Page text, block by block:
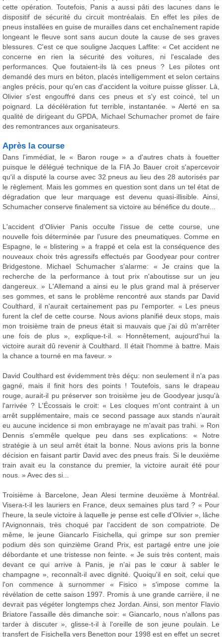
cette opération. Toutefois, Panis a aussi pâti des lacunes dans le
dispositif de sécurité du circuit montréalais. En effet les piles de
pneus installées en guise de murailles dans cet enchaînement rapide
longeant le fleuve sont sans aucun doute la cause de ses graves
blessures. C'est ce que souligne Jacques Laffite: « Cet accident ne
concerne en rien la sécurité des voitures, ni l'escalade des
performances. Que foutaient-ils là ces pneus ? Les pilotes ont
demandé des murs en béton, placés intelligemment et selon certains
angles précis, pour qu'en cas d'accident la voiture puisse glisser. Là,
Olivier s'est engouffré dans ces pneus et s'y est coincé, tel un
poignard. La décélération fut terrible, instantanée. » Alerté en sa
qualité de dirigeant du GPDA, Michael Schumacher promet de faire
des remontrances aux organisateurs.
Après la course
Dans l'immédiat, le « Baron rouge » a d'autres chats à fouetter
puisque le délégué technique de la FIA Jo Bauer croit s'apercevoir
qu'il a disputé la course avec 32 pneus au lieu des 28 autorisés par
le règlement. Mais les gommes en question sont dans un tel état de
dégradation que leur marquage est devenu quasi-illisible. Ainsi,
Schumacher conserve finalement sa victoire au bénéfice du doute...
L'accident d'Olivier Panis occulte l'issue de cette course, une
nouvelle fois déterminée par l'usure des pneumatiques. Comme en
Espagne, le « blistering » a frappé et cela est la conséquence des
nouveaux choix très agressifs effectués par Goodyear pour contrer
Bridgestone. Michael Schumacher s'alarme: « Je crains que la
recherche de la performance à tout prix n'aboutisse sur un jeu
dangereux. » L'Allemand a ainsi eu le plus grand mal à préserver
ses gommes, et sans le problème rencontré aux stands par David
Coulthard, il n'aurait certainement pas pu l'emporter. « Les pneus
furent la clef de cette course. Nous avions planifié deux stops, mais
mon troisième train de pneus était si mauvais que j'ai dû m'arrêter
une fois de plus », explique-t-il. « Honnêtement, aujourd'hui la
victoire aurait dû revenir à Coulthard. Il était l'homme à battre. Mais
la chance a tourné en ma faveur. »
David Coulthard est évidemment très déçu: non seulement il n'a pas
gagné, mais il finit hors des points ! Toutefois, sans le drapeau
rouge, aurait-il pu préserver son troisième jeu de Goodyear jusqu'à
l'arrivée ? L'Écossais le croit: « Les cloques m'ont contraint à un
arrêt supplémentaire, mais ce second passage aux stands n'aurait
eu aucune incidence si mon embrayage ne m'avait pas trahi. » Ron
Dennis s'emmêle quelque peu dans ses explications: « Notre
stratégie à un seul arrêt était la bonne. Nous avions pris la bonne
décision en faisant partir David avec des pneus frais. Si le deuxième
train avait eu la constance du premier, la victoire aurait été pour
nous. » Avec des si...
Troisième à Barcelone, Jean Alesi termine deuxième à Montréal.
Visera-t-il les lauriers en France, deux semaines plus tard ? « Pour
l'heure, la seule victoire à laquelle je pense est celle d'Olivier », lâche
l'Avignonnais, très choqué par l'accident de son compatriote. De
même, le jeune Giancarlo Fisichella, qui grimpe sur son premier
podium dès son quinzième Grand Prix, est partagé entre une joie
débordante et une tristesse non feinte. « Je suis très content, mais
devant ce qui arrive à Panis, je n'ai pas le cœur à sabler le
champagne », reconnaît-il avec dignité. Quoiqu'il en soit, celui que
l'on commence à surnommer « Fisico » s'impose comme la
révélation de cette saison 1997. Promis à une grande carrière, il ne
devrait pas végéter longtemps chez Jordan. Ainsi, son mentor Flavio
Briatore l'assaille dès dimanche soir: « Giancarlo, nous n'allons pas
tarder à discuter », glisse-t-il à l'oreille de son jeune poulain. Le
transfert de Fisichella vers Benetton pour 1998 est en effet un secret